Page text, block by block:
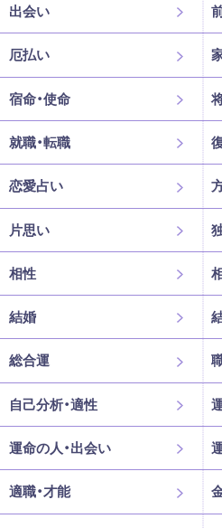
出会い
厄払い
宿命・使命
就職・転職
恋愛占い
片思い
相性
結婚
総合運
自己分析・適性
運命の人・出会い
適職・才能